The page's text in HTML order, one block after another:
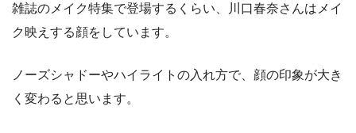
雑誌のメイク特集で登場するくらい、川口春奈さんはメイ
ク映えする顔をしています。
ノーズシャドーやハイライトの入れ方で、顔の印象が大き
く変わると思います。